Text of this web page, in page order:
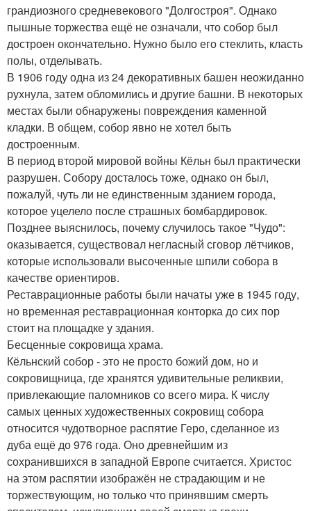
грандиозного средневекового "Долгостроя". Однако
пышные торжества ещё не означали, что собор был
достроен окончательно. Нужно было его стеклить, класть
полы, отделывать.
В 1906 году одна из 24 декоративных башен неожиданно
рухнула, затем обломились и другие башни. В некоторых
местах были обнаружены повреждения каменной
кладки. В общем, собор явно не хотел быть
достроенным.
В период второй мировой войны Кёльн был практически
разрушен. Собору досталось тоже, однако он был,
пожалуй, чуть ли не единственным зданием города,
которое уцелело после страшных бомбардировок.
Позднее выяснилось, почему случилось такое "Чудо":
оказывается, существовал негласный сговор лётчиков,
которые использовали высоченные шпили собора в
качестве ориентиров.
Реставрационные работы были начаты уже в 1945 году,
но временная реставрационная конторка до сих пор
стоит на площадке у здания.
Бесценные сокровища храма.
Кёльнский собор - это не просто божий дом, но и
сокровищница, где хранятся удивительные реликвии,
привлекающие паломников со всего мира. К числу
самых ценных художественных сокровищ собора
относится чудотворное распятие Геро, сделанное из
дуба ещё до 976 года. Оно древнейшим из
сохранившихся в западной Европе считается. Христос
на этом распятии изображён не страдающим и не
торжествующим, но только что принявшим смерть